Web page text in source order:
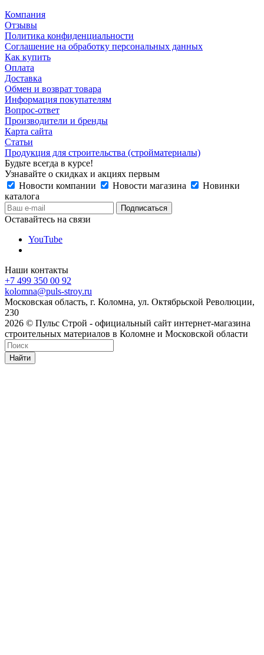
Компания
Отзывы
Политика конфиденциальности
Соглашение на обработку персональных данных
Как купить
Оплата
Доставка
Обмен и возврат товара
Информация покупателям
Вопрос-ответ
Производители и бренды
Карта сайта
Статьи
Продукция для строительства (стройматериалы)
Будьте всегда в курсе!
Узнавайте о скидках и акциях первым
Новости компании
Новости магазина
Новинки
каталога
Оставайтесь на связи
YouTube
Наши контакты
+7 499 350 00 92
kolomna@puls-stroy.ru
Московская область, г. Коломна, ул. Октябрьской Революции,
230
2026 © Пульс Строй - официальный сайт интернет-магазина
строительных материалов в Коломне и Московской области
Найти